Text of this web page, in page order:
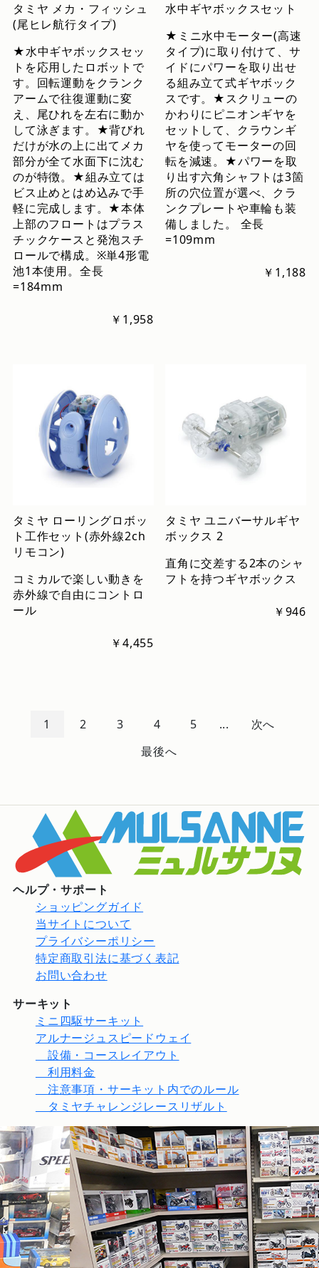
タミヤ メカ・フィッシュ
(尾ヒレ航行タイプ)
★水中ギヤボックスセッ
トを応用したロボットで
す。回転運動をクランク
アームで往復運動に変
え、尾ひれを左右に動か
して泳ぎます。★背びれ
だけが水の上に出てメカ
部分が全て水面下に沈む
のが特徴。★組み立ては
ビス止めとはめ込みで手
軽に完成します。★本体
上部のフロートはプラス
チックケースと発泡スチ
ロールで構成。※単4形電
池1本使用。全長
=184mm
￥1,958
水中ギヤボックスセット
★ミニ水中モーター(高速
タイプ)に取り付けて、サ
イドにパワーを取り出せ
る組み立て式ギヤボック
スです。★スクリューの
かわりにピニオンギヤを
セットして、クラウンギ
ヤを使ってモーターの回
転を減速。★パワーを取
り出す六角シャフトは3箇
所の穴位置が選べ、クラ
ンクプレートや車輪も装
備しました。 全長
=109mm
￥1,188
タミヤ ローリングロボッ
ト工作セット(赤外線2ch
リモコン)
コミカルで楽しい動きを
赤外線で自由にコントロ
ール
￥4,455
タミヤ ユニバーサルギヤ
ボックス 2
直角に交差する2本のシャ
フトを持つギヤボックス
￥946
1 2 3 4 5 ...
次へ
最後へ
ヘルプ・サポート
ショッピングガイド
当サイトについて
プライバシーポリシー
特定商取引法に基づく表記
お問い合わせ
サーキット
ミニ四駆サーキット
アルナージュスピードウェイ
設備・コースレイアウト
利用料金
注意事項・サーキット内でのルール
タミヤチャレンジレースリザルト